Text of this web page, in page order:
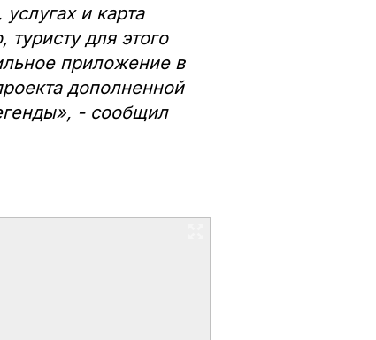
и карта
для этого
приложение в
дополненной
- сообщил